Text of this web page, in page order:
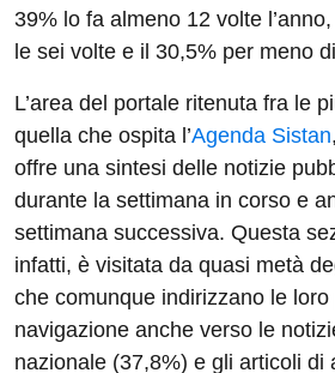
39% lo fa almeno 12 volte
le sei volte e il 30,5% per meno
L’area del portale ritenuta fra le
quella che ospita l’Agenda Sistan
offre una sintesi delle notizie
durante la settimana in corso e
settimana successiva. Questa
infatti, è visitata da quasi metà
che comunque indirizzano le
navigazione anche verso le
nazionale (37,8%) e gli articoli di